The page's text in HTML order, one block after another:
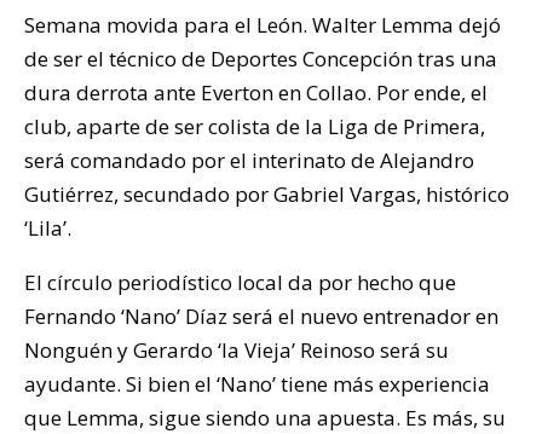
Semana movida para el León. Walter Lemma dejó
de ser el técnico de Deportes Concepción tras una
dura derrota ante Everton en Collao. Por ende, el
club, aparte de ser colista de la Liga de Primera,
será comandado por el interinato de Alejandro
Gutiérrez, secundado por Gabriel Vargas, histórico
‘Lila’.
El círculo periodístico local da por hecho que
Fernando ‘Nano’ Díaz será el nuevo entrenador en
Nonguén y Gerardo ‘la Vieja’ Reinoso será su
ayudante. Si bien el ‘Nano’ tiene más experiencia
que Lemma, sigue siendo una apuesta. Es más, su